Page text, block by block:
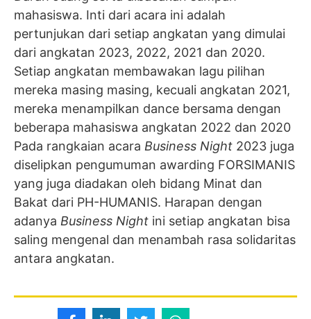
mahasiswa. Inti dari acara ini adalah
pertunjukan dari setiap angkatan yang dimulai
dari angkatan 2023, 2022, 2021 dan 2020.
Setiap angkatan membawakan lagu pilihan
mereka masing masing, kecuali angkatan 2021,
mereka menampilkan dance bersama dengan
beberapa mahasiswa angkatan 2022 dan 2020
Pada rangkaian acara Business Night 2023 juga
diselipkan pengumuman awarding FORSIMANIS
yang juga diadakan oleh bidang Minat dan
Bakat dari PH-HUMANIS. Harapan dengan
adanya Business Night ini setiap angkatan bisa
saling mengenal dan menambah rasa solidaritas
antara angkatan.